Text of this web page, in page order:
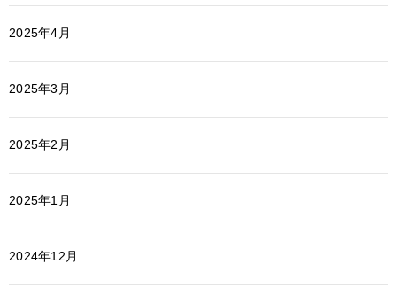
2025年4月
2025年3月
2025年2月
2025年1月
2024年12月